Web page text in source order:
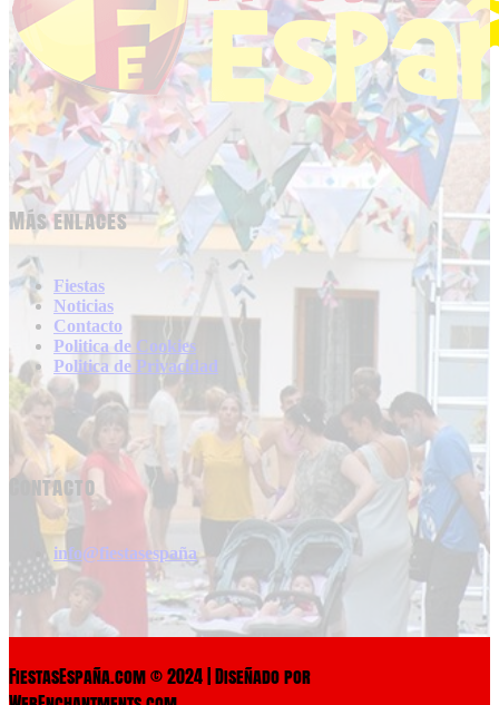
Más enlaces
Fiestas
Noticias
Contacto
Politica de Cookies
Politica de Privacidad
Contacto
info@fiestasespaña
FiestasEspaña.com © 2024 | Diseñado por